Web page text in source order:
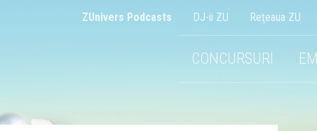
ZUnivers Podcasts DJ-ii ZU Reţeaua ZU
CONCURSURI